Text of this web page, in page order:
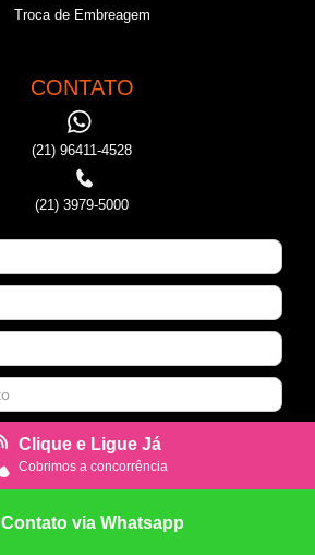
Troca de Embreagem
CONTATO
(21) 96411-4528
(21) 3979-5000
Clique e Ligue Já
Cobrimos a concorrência
Contato via Whatsapp